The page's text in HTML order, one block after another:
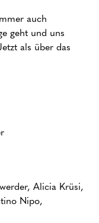
auch
geht und uns
als über das
Alicia Krüsi,
Nipo,